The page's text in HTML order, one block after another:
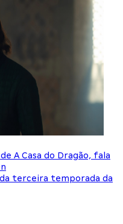
A Casa do Dragão, fala
terceira temporada da